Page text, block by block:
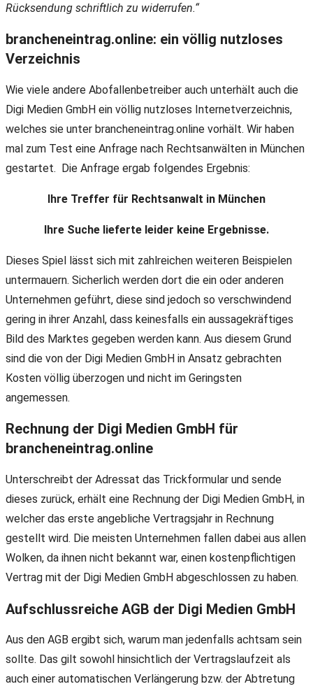
Rücksendung schriftlich zu widerrufen.“
brancheneintrag.online: ein völlig nutzloses
Verzeichnis
Wie viele andere Abofallenbetreiber auch unterhält auch die
Digi Medien GmbH ein völlig nutzloses Internetverzeichnis,
welches sie unter brancheneintrag.online vorhält. Wir haben
mal zum Test eine Anfrage nach Rechtsanwälten in München
gestartet. Die Anfrage ergab folgendes Ergebnis:
Ihre Treffer für Rechtsanwalt in München
Ihre Suche lieferte leider keine Ergebnisse.
Dieses Spiel lässt sich mit zahlreichen weiteren Beispielen
untermauern. Sicherlich werden dort die ein oder anderen
Unternehmen geführt, diese sind jedoch so verschwindend
gering in ihrer Anzahl, dass keinesfalls ein aussagekräftiges
Bild des Marktes gegeben werden kann. Aus diesem Grund
sind die von der Digi Medien GmbH in Ansatz gebrachten
Kosten völlig überzogen und nicht im Geringsten
angemessen.
Rechnung der Digi Medien GmbH für
brancheneintrag.online
Unterschreibt der Adressat das Trickformular und sende
dieses zurück, erhält eine Rechnung der Digi Medien GmbH, in
welcher das erste angebliche Vertragsjahr in Rechnung
gestellt wird. Die meisten Unternehmen fallen dabei aus allen
Wolken, da ihnen nicht bekannt war, einen kostenpflichtigen
Vertrag mit der Digi Medien GmbH abgeschlossen zu haben.
Aufschlussreiche AGB der Digi Medien GmbH
Aus den AGB ergibt sich, warum man jedenfalls achtsam sein
sollte. Das gilt sowohl hinsichtlich der Vertragslaufzeit als
auch einer automatischen Verlängerung bzw. der Abtretung